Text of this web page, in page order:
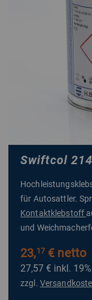
Swiftcol
für Autosattler.
Kontaktklebstoff
und
23,17€ netto
27,57 € inkl.
zzgl.